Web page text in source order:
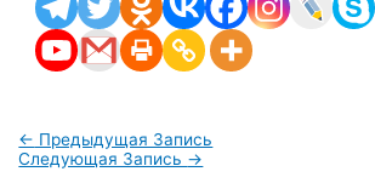
← Предыдущая Запись
Следующая Запись →